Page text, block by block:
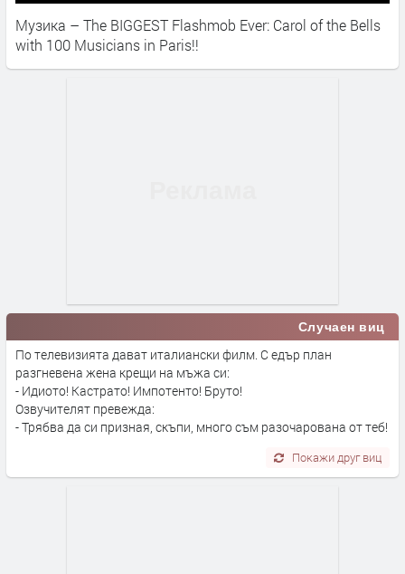
Музика – The BIGGEST Flashmob Ever: Carol of the Bells
with 100 Musicians in Paris!!
Случаен виц
По телевизията дават италиански филм. С едър план
разгневена жена крещи на мъжа си:
- Идиото! Кастрато! Импотенто! Бруто!
Озвучителят превежда:
- Трябва да си призная, скъпи, много съм разочарована от теб!
Покажи друг виц